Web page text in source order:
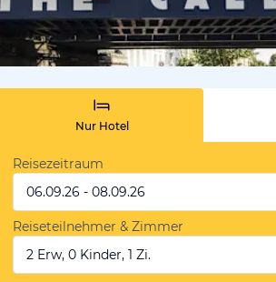
Nur Hotel
Reisezeitraum
06.09.26 - 08.09.26
Reiseteilnehmer & Zimmer
2 Erw, 0 Kinder, 1 Zi.